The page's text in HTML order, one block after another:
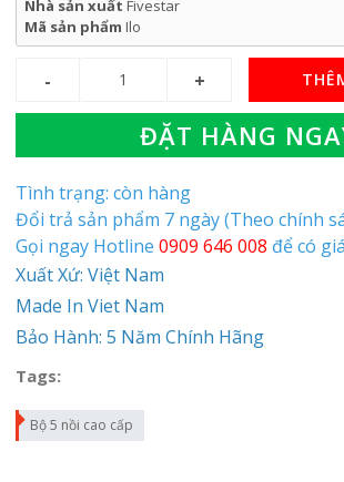
Nhà sản xuất Fivestar
Mã sản phẩm Ilo
ĐẶT HÀNG
Tình trạng: còn hàng
Đổi trả sản phẩm 7 ngày (Theo chính
Gọi ngay Hotline 0909 646 008 để có
Xuất Xứ: Việt Nam
Made In Viet Nam
Bảo Hành: 5 Năm Chính Hãng
Tags:
Bộ 5 nồi cao cấp